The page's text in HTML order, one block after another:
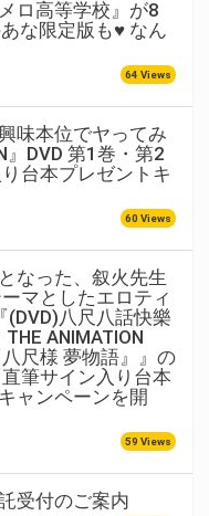
ロ高等学校』が8
な限定版も♥ なん
64 Views
味本位でヤってみ
』DVD 第1巻・第2
台本プレゼントキ
60 Views
なった、叙火先生
マとしたエロティ
(DVD)八尺八話快樂
ANIMATION
八尺様 夢物語』』の
筆サイン入り台本
ャンペーンを開
59 Views
受付のご案内